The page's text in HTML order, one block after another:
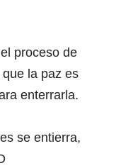
proceso de
la paz es
enterrarla.
se entierra,